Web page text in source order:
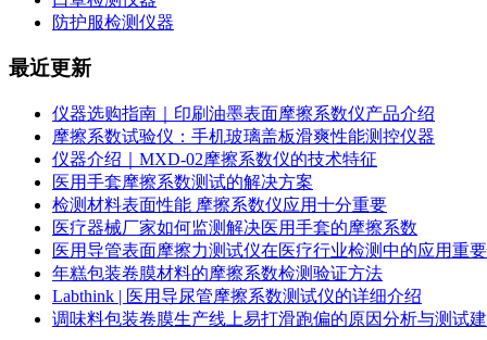
防护服检测仪器
最近更新
仪器选购指南｜印刷油墨表面摩擦系数仪产品介绍
摩擦系数试验仪：手机玻璃盖板滑爽性能测控仪器
仪器介绍｜MXD-02摩擦系数仪的技术特征
医用手套摩擦系数测试的解决方案
检测材料表面性能 摩擦系数仪应用十分重要
医疗器械厂家如何监测解决医用手套的摩擦系数
医用导管表面摩擦力测试仪在医疗行业检测中的应用重
年糕包装卷膜材料的摩擦系数检测验证方法
Labthink | 医用导尿管摩擦系数测试仪的详细介绍
调味料包装卷膜生产线上易打滑跑偏的原因分析与测试